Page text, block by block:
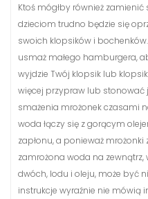
Ktoś mógłby również
dzieciom trudno będzie się
swoich klopsików i
usmaż małego hamburgera,
wyjdzie Twój klopsik lub
więcej przypraw lub stonować
smażenia mrożonek czasami
woda łączy się z gorącym
zapłonu, a ponieważ
zamrożona woda na
dwóch, lodu i oleju, może być
instrukcje wyraźnie nie mówią